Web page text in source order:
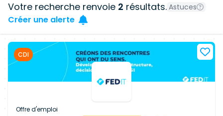
Votre recherche renvoie 2 résultats. Astuces
Créer une alerte
CDI
Offre d'emploi